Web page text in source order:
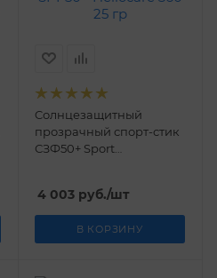
Cолнцезащитный
прозрачный спорт-стик
СЗФ50+ Sport
4 003руб./шт
В КОРЗИНУ